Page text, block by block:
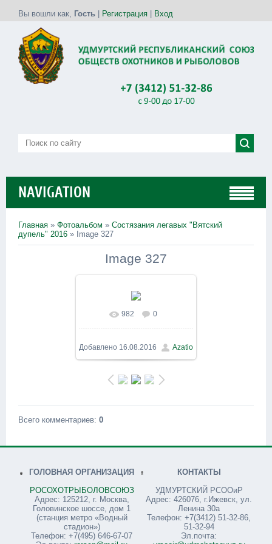
Вы вошли как, Гость Регистрация Вход
NAVIGATION
Главная » Фотоальбом » Состязания легавых "Вятский
дупель" 2016 » Image 327
Image 327
В реальном размере
800x600/ 1481.9Kb
982 0
Добавлено 16.08.2016 Azatio
Всего комментариев: 0
ГОЛОВНАЯ ОРГАНИЗАЦИЯ
РОСОХОТРЫБОЛОВСОЮЗ
Адрес: 125212, г. Москва,
Головинское шоссе, дом 1
(станция метро «Водный
стадион»)
Телефон: +7(495) 646-67-07
КОНТАКТЫ
УДМУРТСКИЙ РСООиР
Адрес: 426076, г.Ижевск, ул.
Ленина 30а
Телефон: +7(3412) 51-32-86,
51-32-94
Эл.почта: